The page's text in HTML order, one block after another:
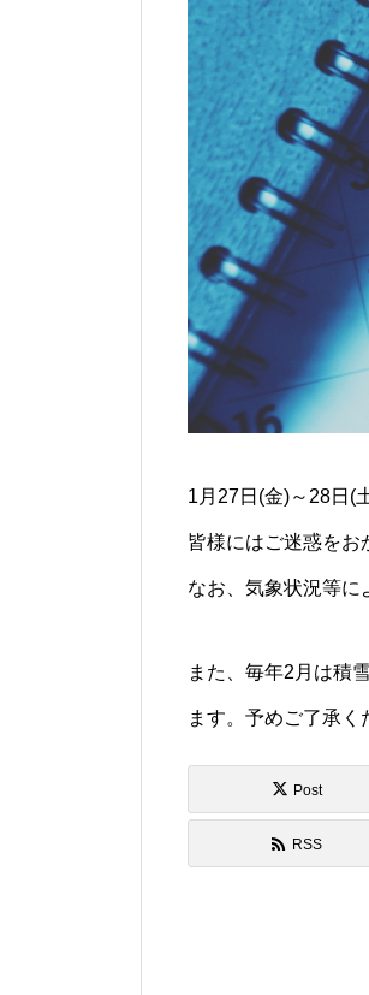
1月27日(金)～28日(
皆様にはご迷惑をお
なお、気象状況等に
また、毎年2月は積
ます。予めご了承く
Post
RSS